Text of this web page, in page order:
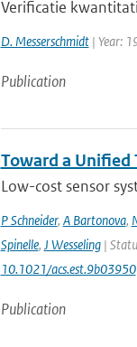
Verificatie
D. Messerschmidt| Year:
Publication
Toward a Unified
Low-cost sensor
P Schneider, A Bartonova,
Spinelle, J Wesseling|
10.1021/acs.est.9b03950
Publication